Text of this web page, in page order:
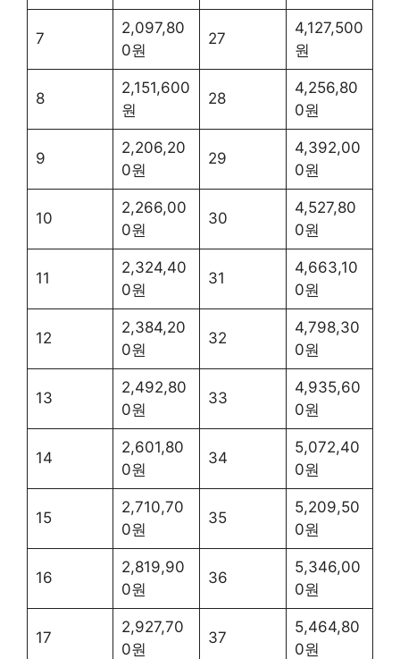
7
2,097,80
0원
27
4,127,500
원
8
2,151,600
원
28
4,256,80
0원
9
2,206,20
0원
29
4,392,00
0원
10
2,266,00
0원
30
4,527,80
0원
11
2,324,40
0원
31
4,663,10
0원
12
2,384,20
0원
32
4,798,30
0원
13
2,492,80
0원
33
4,935,60
0원
14
2,601,80
0원
34
5,072,40
0원
15
2,710,70
0원
35
5,209,50
0원
16
2,819,90
0원
36
5,346,00
0원
17
2,927,70
0원
37
5,464,80
0원